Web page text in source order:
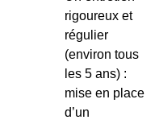
rigoureux et
régulier
(environ tous
les 5 ans) :
mise en place
d’un